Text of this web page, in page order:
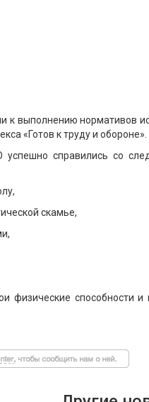
выполнению нормативов
«Готов к труду и обороне».
успешно справились со
скамье,
физические способности и